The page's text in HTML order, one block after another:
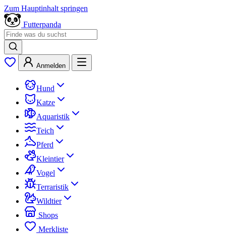
Zum Hauptinhalt springen
Futterpanda
Anmelden
Hund
Katze
Aquaristik
Teich
Pferd
Kleintier
Vogel
Terraristik
Wildtier
Shops
Merkliste